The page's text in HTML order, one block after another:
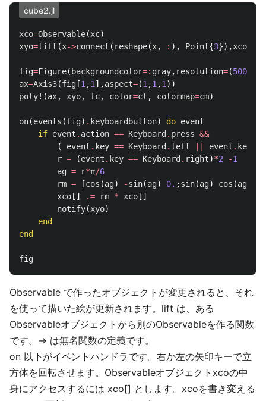
cube2.jl
xco=Observable(xc)
xyo=lift (x->connect ( reshape(x, : ), Point{3}),xco
fig=Figure( backgroundcolor=: gray, resolution=(500
ax=Axis3(fig [1 ,1 ],aspect=(1 ,1 ,1 ))
poly! (ax, xyo, fc, color=cl , colormap=cm)
on(events (fig) . keyboardbutton) do event
if event . action == Keyboard . press &&
(
event . key == Keyboard . left event . key
r = (event . key == Keyboard . right)*2 -1
ag = r*π/6
rm = [cos (ag) -sin(ag) 0. ;sin(ag) cos (ag
xco [] .= rm * xco []
notify(xyo)
end
end
fig
Observable で作ったオブジェクトが変更されると、それ
を使って描いた絵が更新されます。lift は、ある
Observableオブジェクトから別のObservableを作る関数
です。-> は無名関数の定義です。
on 以下がイベントハンドラです。右か左の矢印キーで立
方体を回転させます。Observableオブジェクトxcoの中
身にアクセスするには xco[] とします。xcoを書き変える